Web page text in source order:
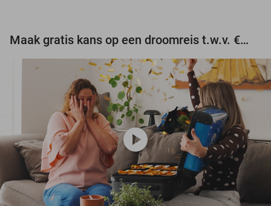
Maak gratis kans op een droomreis t.w.v. €3.000!
play_circle